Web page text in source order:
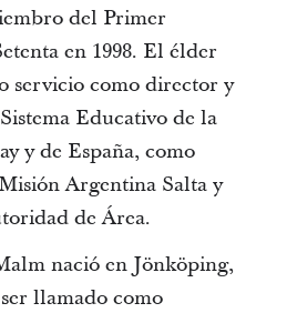
del Primer
en 1998. El élder
servicio como director y
Educativo de la
y de España, como
Argentina Salta y
de Área.
nació en Jönköping,
llamado como